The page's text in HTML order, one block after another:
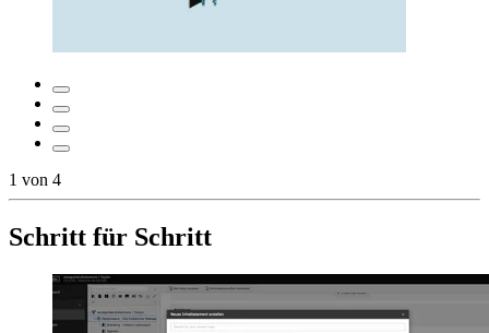
1 von 4
Schritt für Schritt